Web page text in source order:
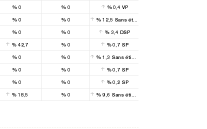
% 0 %0 %0,4 VP
% 0 %0 % 12,5 Sans étiquette
% 0 %0 % 3,4 DSP
%42,7 %0 %0,7 SP
% 0 %0 % 1,3 Sans étiquette
% 0 %0 %0,7 SP
% 0 %0 %0,2 SP
%18,5 %0 % 9,6 Sans étiquette